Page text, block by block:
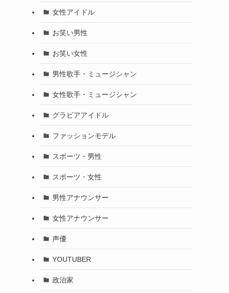
女性アイドル
お笑い男性
お笑い女性
男性歌手・ミュージシャン
女性歌手・ミュージシャン
グラビアアイドル
ファッションモデル
スポーツ・男性
スポーツ・女性
男性アナウンサー
女性アナウンサー
声優
YOUTUBER
政治家